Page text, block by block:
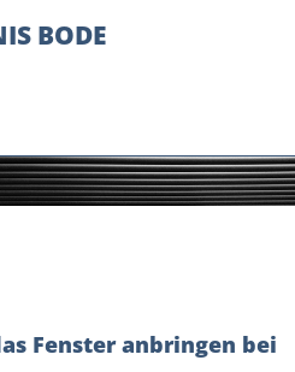
BODE
Fenster anbringen bei